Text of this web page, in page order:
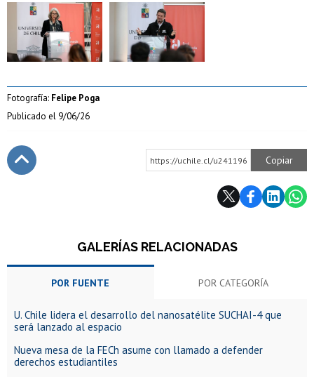
Zoom
Fotografía: Felipe Poga
Publicado el 9/06/26
https://uchile.cl/u241196 Copiar
GALERÍAS RELACIONADAS
POR FUENTE POR CATEGORÍA
U. Chile lidera el desarrollo del nanosatélite SUCHAI-4 que
será lanzado al espacio
Nueva mesa de la FECh asume con llamado a defender
derechos estudiantiles